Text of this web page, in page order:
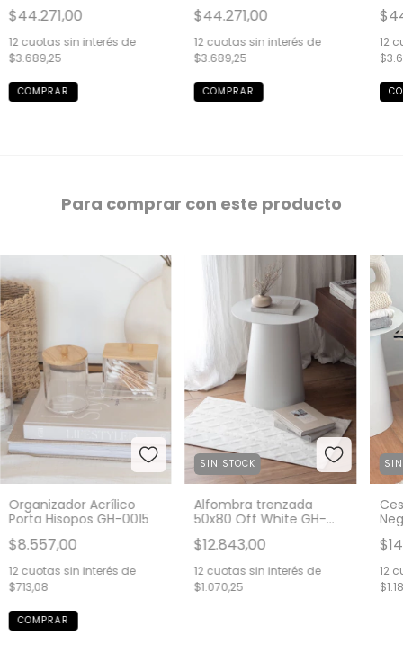
$44.271,00
12 cuotas sin interés de
$3.689,25
$44.271,00
12 cuotas sin interés de
$3.689,25
12
Para comprar con este producto
Organizador Acrílico
Porta Hisopos GH-0015
$8.557,00
12 cuotas sin interés de
$713,08
SIN STOCK
Alfombra trenzada
50x80 Off White GH-
0032OFF
$12.843,00
12 cuotas sin interés de
$1.070,25
12